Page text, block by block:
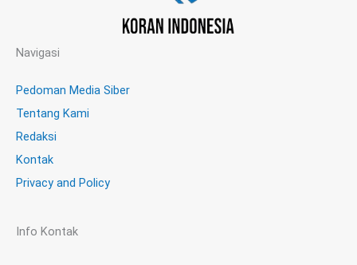
Navigasi
Pedoman Media Siber
Tentang Kami
Redaksi
Kontak
Privacy and Policy
Info Kontak